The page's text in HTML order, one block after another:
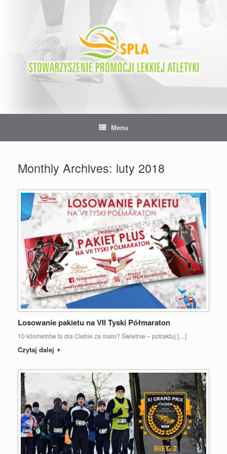
Menu
Monthly Archives: luty 2018
Losowanie pakietu na VII Tyski Półmaraton
10 kilometrów to dla Ciebie za mało? Świetnie – potraktuj […]
Czytaj dalej